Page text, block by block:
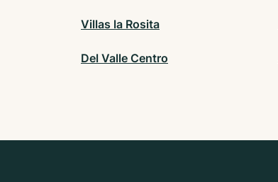
Villas la Rosita
Del Valle Centro